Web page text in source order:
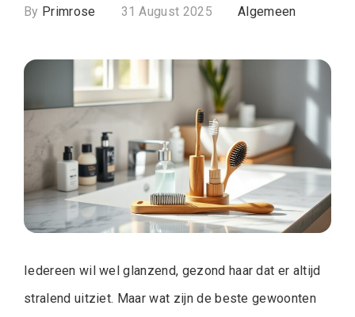
By Primrose 31 August 2025 Algemeen
Iedereen wil wel glanzend, gezond haar dat er altijd
stralend uitziet. Maar wat zijn de beste gewoonten